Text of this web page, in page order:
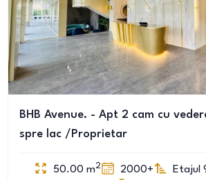
BHB Avenue. - Apt 2 cam cu
spre lac /Proprietar
50.00 m2 2000+ Etajul